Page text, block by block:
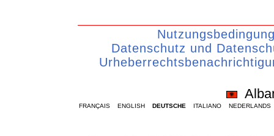
Datenschutz und
FRANÇAIS ENGLISH DEUTSCHE ITALIANO NEDERLANDS